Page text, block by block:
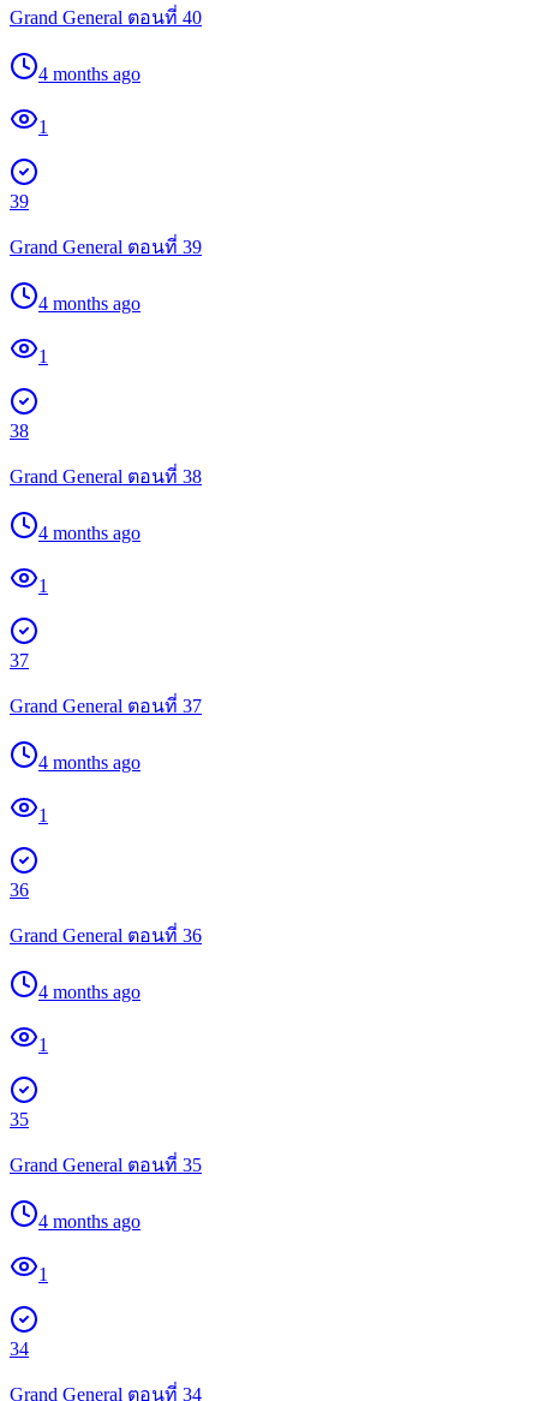
Grand General ตอนที่ 40
4 months ago
1
39
Grand General ตอนที่ 39
4 months ago
1
38
Grand General ตอนที่ 38
4 months ago
1
37
Grand General ตอนที่ 37
4 months ago
1
36
Grand General ตอนที่ 36
4 months ago
1
35
Grand General ตอนที่ 35
4 months ago
1
34
Grand General ตอนที่ 34